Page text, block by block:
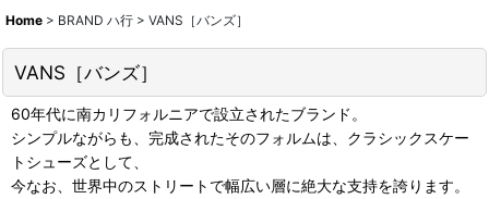
Home > BRAND ハ行 > VANS［バンズ］
VANS［バンズ］
60年代に南カリフォルニアで設立されたブランド。
シンプルながらも、完成されたそのフォルムは、クラシックスケー
トシューズとして、
今なお、世界中のストリートで幅広い層に絶大な支持を誇ります。